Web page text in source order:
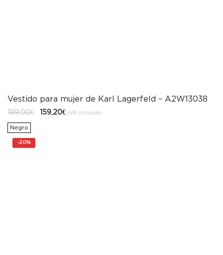
Vestido para mujer de Karl Lagerfeld – A2W13038
199,00€
El159,20€ElIVA incluido
Negro
-20%